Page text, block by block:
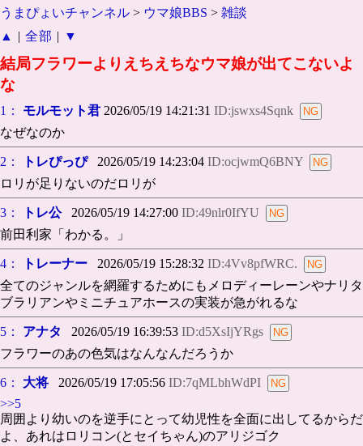
うまぴょいチャンネル > ウマ娘BBS > 雑談
▲
| 全部 | ▼
結局フラワーよりえちえちなウマ娘が出てこないよ
な
1： モルモット君 2026/05/19 14:21:31 ID:jswxs4Sqnk
なぜなのか
2： トレぴっぴ2026/05/19 14:23:04 ID:ocjwmQ6BNY
ロリが足りないのだロリが
3： トレ公2026/05/19 14:27:00 ID:49nlr0IfYU
前田利家「わかる。」
4： トレーナー 2026/05/19 15:28:32 ID:4Vv8pfWRC.
全てのジャンルを網羅するためにもメロディーレーンやナリタ
ブラリアンやミニチュアホースの実装が急がれるな
5： アナタ 2026/05/19 16:39:53 ID:d5XsIjYRgs
フラワーのあの色気はなんなんだろうか
6： 大将 2026/05/19 17:05:56 ID:7qMLbhWdPI
>>5
周囲より幼いのを逆手にとって幼児性を全面に出してるからだ
よ、あれはロリコン(とセイちゃん)のアリジゴク